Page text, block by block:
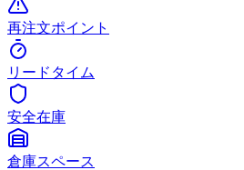
再注文ポイント
リードタイム
安全在庫
倉庫スペース